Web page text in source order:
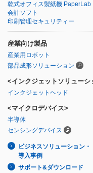
乾式オフィス製紙機 PaperLab
会計ソフト
印刷管理セキュリティー
産業向け製品
産業用ロボット
部品成形ソリューション
<インクジェットソリューシ
インクジェットヘッド
<マイクロデバイス>
半導体
センシングデバイス
ビジネスソリューション・
導入事例
サポート&ダウンロード